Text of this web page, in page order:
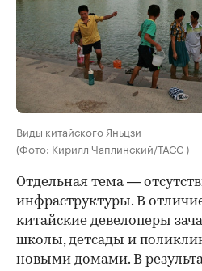
Виды китайского Яньцзи
(Фото: Кирилл Чаплинский/ТАСС )
Отдельная тема —
инфраструктуры. В
китайские девелоперы
школы, детсады и
новыми домами. В